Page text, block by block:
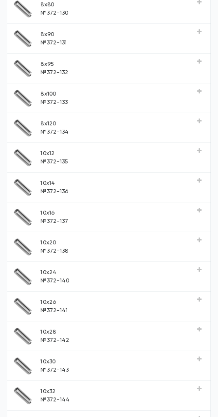
8x80
№372-130
8x90
№372-131
8x95
№372-132
8x100
№372-133
8x120
№372-134
10x12
№372-135
10x14
№372-136
10x16
№372-137
10x20
№372-138
10x24
№372-140
10x26
№372-141
10x28
№372-142
10x30
№372-143
10x32
№372-144